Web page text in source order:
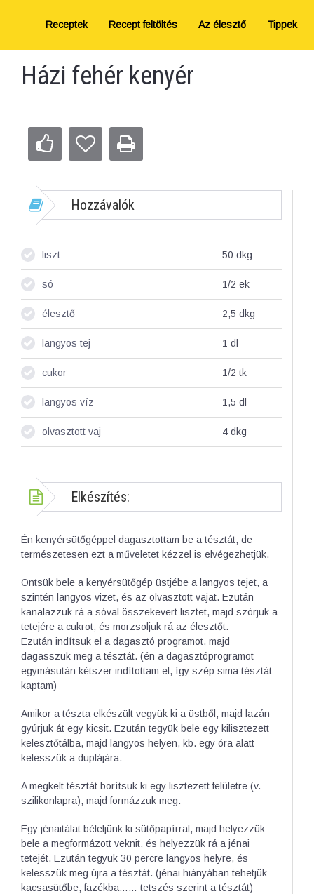
Receptek Recept feltöltés Az élesztő Tippek
Házi fehér kenyér
Hozzávalók
liszt 50 dkg
só 1/2 ek
élesztő 2,5 dkg
langyos tej 1 dl
cukor 1/2 tk
langyos víz 1,5 dl
olvasztott vaj 4dkg
Elkészítés:
Én kenyérsütőgéppel dagasztottam be a tésztát, de
természetesen ezt a műveletet kézzel is elvégezhetjük.
Öntsük bele a kenyérsütőgép üstjébe a langyos tejet, a
szintén langyos vizet, és az olvasztott vajat. Ezután
kanalazzuk rá a sóval összekevert lisztet, majd szórjuk a
tetejére a cukrot, és morzsoljuk rá az élesztőt.
Ezután indítsuk el a dagasztó programot, majd
dagasszuk meg a tésztát. (én a dagasztóprogramot
egymásután kétszer indítottam el, így szép sima tésztát
kaptam)
Amikor a tészta elkészült vegyük ki a üstből, majd lazán
gyúrjuk át egy kicsit. Ezután tegyük bele egy kilisztezett
kelesztőtálba, majd langyos helyen, kb. egy óra alatt
kelesszük a duplájára.
A megkelt tésztát borítsuk ki egy lisztezett felületre (v.
szilikonlapra), majd formázzuk meg.
Egy jénaitálat béleljünk ki sütőpapírral, majd helyezzük
bele a megformázott veknit, és helyezzük rá a jénai
tetejét. Ezután tegyük 30 percre langyos helyre, és
kelesszük meg újra a tésztát. (jénai hiányában tehetjük
kacsasütőbe, fazékba…… tetszés szerint a tésztát)